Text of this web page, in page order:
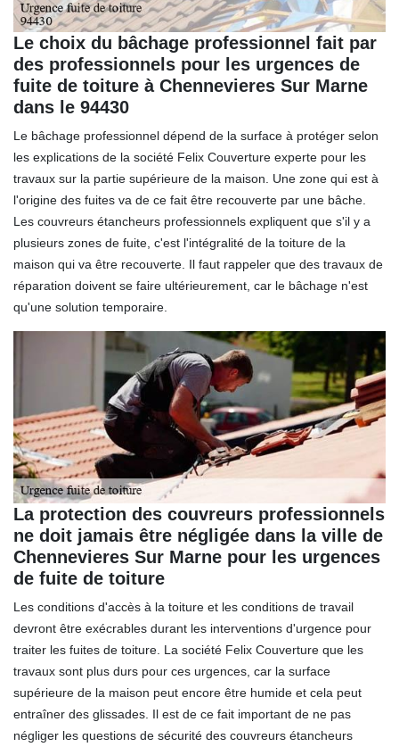
Le choix du bâchage professionnel fait par
des professionnels pour les urgences de
fuite de toiture à Chennevieres Sur Marne
dans le 94430
Le bâchage professionnel dépend de la surface à protéger selon
les explications de la société Felix Couverture experte pour les
travaux sur la partie supérieure de la maison. Une zone qui est à
l'origine des fuites va de ce fait être recouverte par une bâche.
Les couvreurs étancheurs professionnels expliquent que s'il y a
plusieurs zones de fuite, c'est l'intégralité de la toiture de la
maison qui va être recouverte. Il faut rappeler que des travaux de
réparation doivent se faire ultérieurement, car le bâchage n'est
qu'une solution temporaire.
La protection des couvreurs professionnels
ne doit jamais être négligée dans la ville de
Chennevieres Sur Marne pour les urgences
de fuite de toiture
Les conditions d'accès à la toiture et les conditions de travail
devront être exécrables durant les interventions d'urgence pour
traiter les fuites de toiture. La société Felix Couverture que les
travaux sont plus durs pour ces urgences, car la surface
supérieure de la maison peut encore être humide et cela peut
entraîner des glissades. Il est de ce fait important de ne pas
négliger les questions de sécurité des couvreurs étancheurs